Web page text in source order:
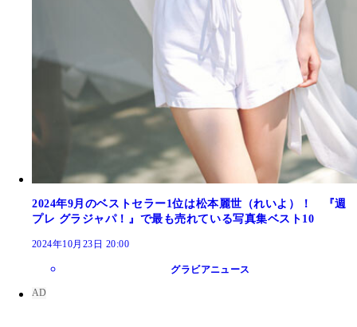
2024年9月のベストセラー1位は松本麗世（れいよ）！ 『週
プレ グラジャパ！』で最も売れている写真集ベスト10
2024年10月23日 20:00
グラビアニュース